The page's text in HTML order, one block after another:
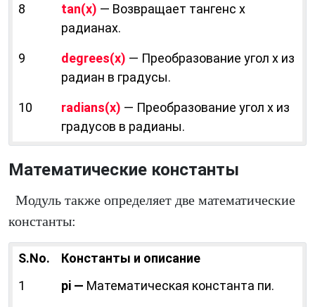
8 tan(х) — Возвращает тангенс х
радианах.
9 degrees(х) — Преобразование угол х из
радиан в градусы.
10 radians(х) — Преобразование угол х из
градусов в радианы.
Математические константы
Модуль также определяет две математические
константы:
S.No.
Константы и описание
1
pi — Математическая константа пи.